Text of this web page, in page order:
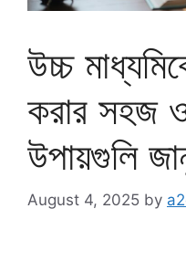
উচ্চ
করার সহজ
উপায়গুলি
August 4, 2025 by